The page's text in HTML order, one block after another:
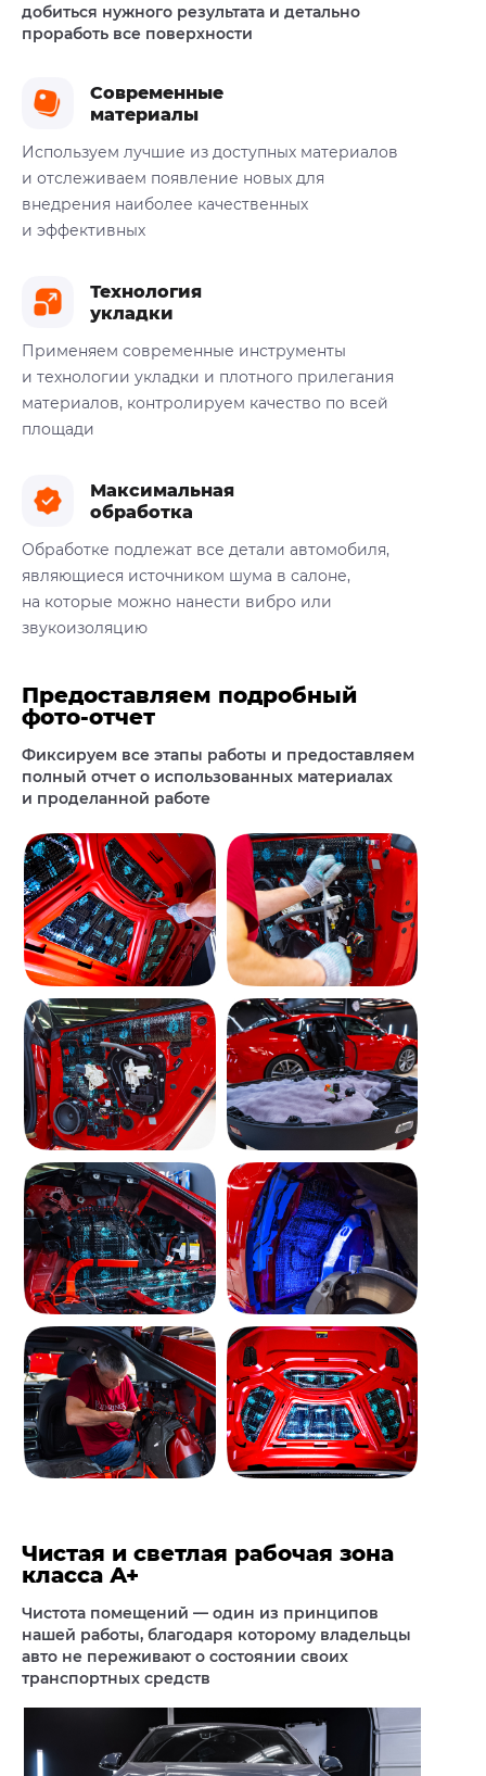
добиться нужного результата и детально
проработь все поверхности
Современные
материалы
Используем лучшие из доступных материалов
и отслеживаем появление новых для
внедрения наиболее качественных
и эффективных
Технология
укладки
Применяем современные инструменты
и технологии укладки и плотного прилегания
материалов, контролируем качество по всей
площади
Максимальная
обработка
Обработке подлежат все детали автомобиля,
являющиеся источником шума в салоне,
на которые можно нанести вибро или
звукоизоляцию
Предоставляем подробный
фото-отчет
Фиксируем все этапы работы и предоставляем
полный отчет о использованных материалах
и проделанной работе
Чистая и светлая рабочая зона
класса А+
Чистота помещений — один из принципов
нашей работы, благодаря которому владельцы
авто не переживают о состоянии своих
транспортных средств